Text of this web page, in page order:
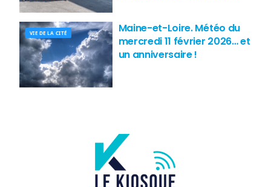
VIE DE LA CITÉ
Maine-et-Loire. Météo du
mercredi 11 février 2026… et
un anniversaire !